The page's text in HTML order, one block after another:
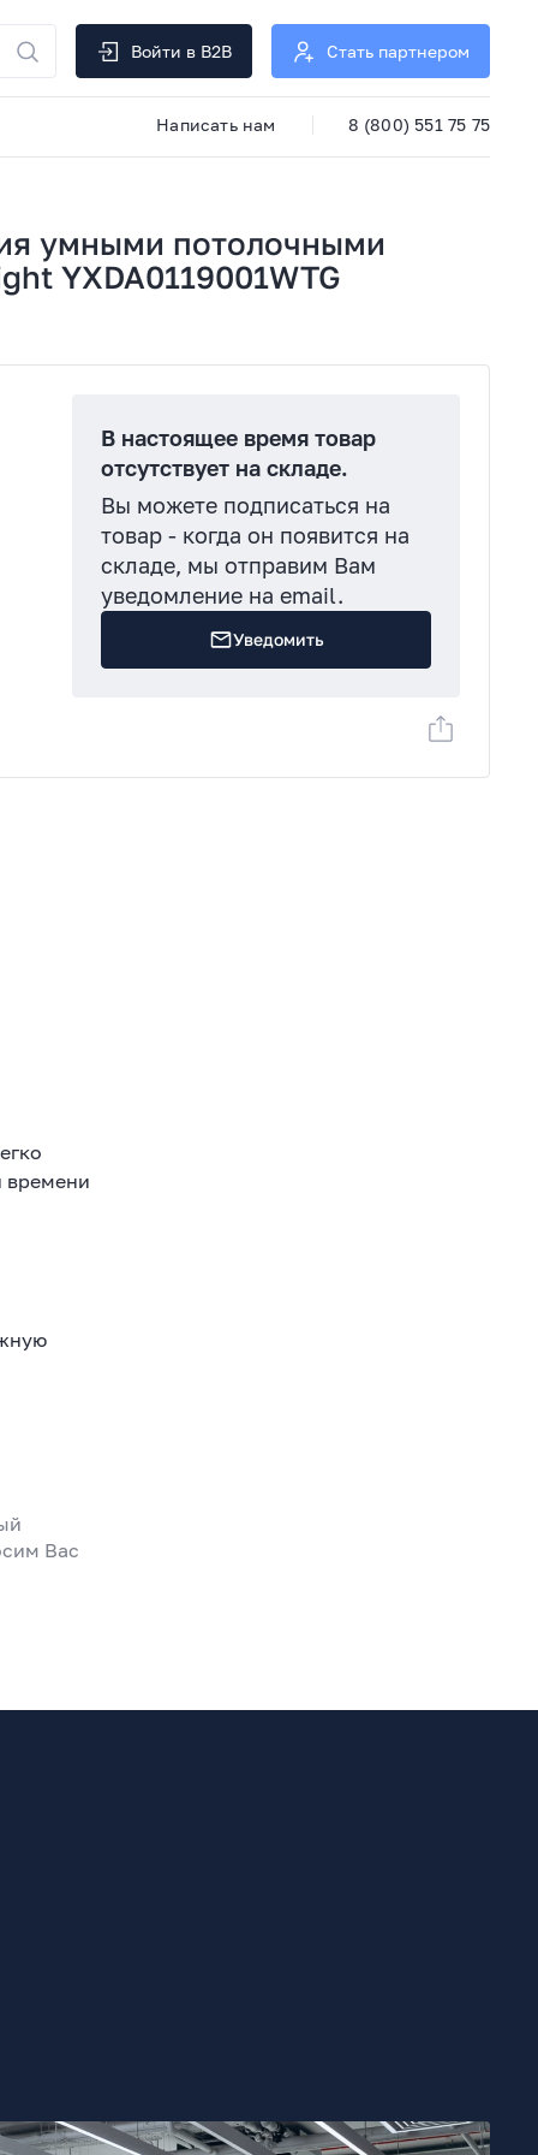
Войти в B2B Стать партнером
Написать нам 8 (800) 551 75 75
умными потолочными
YXDA0119001WTG
В настоящее время товар
отсутствует на складе.
Вы можете подписаться на
товар - когда он появится на
складе, мы отправим Вам
уведомление на email.
Уведомить
времени
Вас